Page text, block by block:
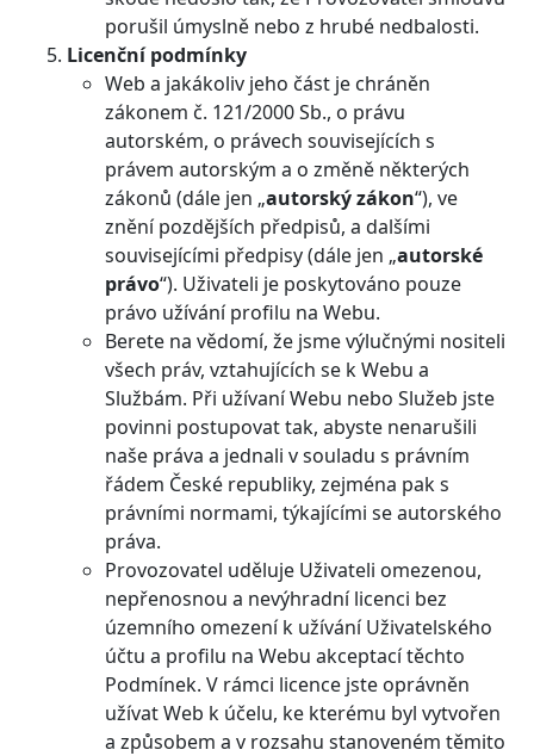
porušil úmyslně nebo z hrubé nedbalosti.
Licenční podmínky
Web a jakákoliv jeho část je chráněn
zákonem č. 121/2000 Sb., o právu
autorském, o právech souvisejících s
právem autorským a o změně některých
zákonů (dále jen „autorský zákon“), ve
znění pozdějších předpisů, a dalšími
souvisejícími předpisy (dále jen „autorské
právo“). Uživateli je poskytováno pouze
právo užívání profilu na Webu.
Berete na vědomí, že jsme výlučnými nositeli
všech práv, vztahujících se k Webu a
Službám. Při užívaní Webu nebo Služeb jste
povinni postupovat tak, abyste nenarušili
naše práva a jednali v souladu s právním
řádem České republiky, zejména pak s
právními normami, týkajícími se autorského
práva.
Provozovatel uděluje Uživateli omezenou,
nepřenosnou a nevýhradní licenci bez
územního omezení k užívání Uživatelského
účtu a profilu na Webu akceptací těchto
Podmínek. V rámci licence jste oprávněn
užívat Web k účelu, ke kterému byl vytvořen
a způsobem a v rozsahu stanoveném těmito